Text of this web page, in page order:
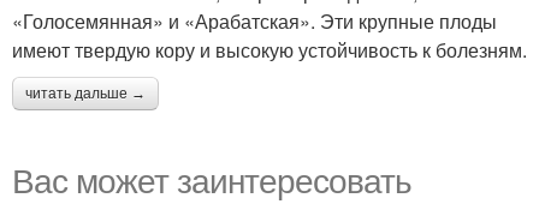
«Голосемянная» и «Арабатская». Эти крупные плоды
имеют твердую кору и высокую устойчивость к болезням.
читать дальше →
Вас может заинтересовать